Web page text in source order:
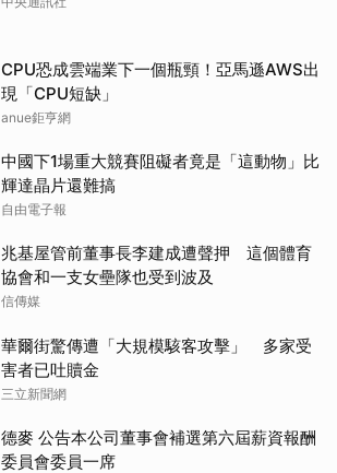
CPU恐成雲端業下一個瓶頸！亞馬遜AWS出
現「CPU短缺」
anue鉅亨網
中國下1場重大競賽阻礙者竟是「這動物」比
輝達晶片還難搞
自由電子報
兆基屋管前董事長李建成遭聲押 這個體育
協會和一支女壘隊也受到波及
信傳媒
華爾街驚傳遭「大規模駭客攻擊」 多家受
害者已吐贖金
三立新聞網
德麥 公告本公司董事會補選第六屆薪資報酬
委員會委員一席